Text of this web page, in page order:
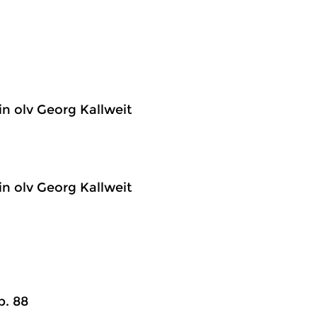
olv Georg Kallweit
olv Georg Kallweit
88